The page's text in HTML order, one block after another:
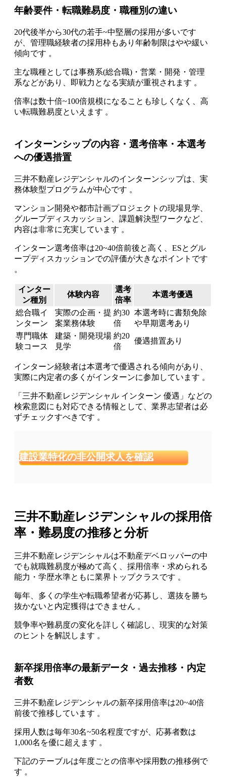
年齢要件・転職難易度・職種別の違い
20代後半から30代の若手~中堅層の採用が多いです
が、管理職経験者の採用枠もあり年齢制限はやや緩い
傾向です 。
主な職種としては事務系(総合職)・営業・開発・管理
系などがあり、即戦力となる実績が重視されます 。
倍率は数十倍~100倍規模になることも珍しくなく、高
い転職難易度といえます 。
インターンシップの内容・選考倍率・本選考
への優遇措置
三井不動産レジデンシャルのインターンシップは、実
務体験型プログラムが中心です 。
マンション開発や都市計画プロジェクトの現場見学、
グループディスカッション、課題解決型ワークなど、
内容は非常に充実しています 。
インターン選考倍率は20~40倍前後と高く、ESとグル
ープディスカッションでの評価が大きなポイントです
。
インター
ン種別
体験内容
選考
倍率
本選考優遇
総合職イ
ンターン
実際の企画・提
案業務体験
約30
倍
本選考時に書類免除
や早期選考あり
専門職体
験コース
建築・開発現場
見学
約20
倍
優遇措置あり
インターン経験者は本選考で優遇される傾向があり、
実際に内定者の多くがインターンに参加しています 。
「三井不動産レジデンシャル インターン 優遇」などの
検索意図にも対応できる情報として、業界志望者は必
ずチェックすべきです 。
建設業特化の非公開求人を確認
三井不動産レジデンシャルの採用倍
率・難易度の推移と分析
三井不動産レジデンシャルは不動産デベロッパーの中
でも就職難易度が極めて高く、採用倍率・求められる
能力・学歴水準ともに業界トップクラスです 。
毎年、多くの学生や転職希望者が応募し、選抜を勝ち
抜かないと内定獲得はできません 。
競争率や難易度の変化を詳しく確認し、現実的な対策
のヒントを解説します 。
新卒採用倍率の最新データ・過去推移・内定
者数
三井不動産レジデンシャルの新卒採用倍率は20~40倍
前後で推移しています 。
採用人数は毎年30名~50名程度ですが、応募者数は
1,000名を優に超えます 。
下記のテーブルは年度ごとの倍率や採用数の推移例で
す 。